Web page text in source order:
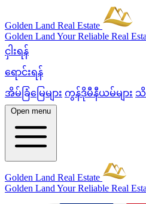
Golden Land Real Estate
Golden Land Your Reliable Real
ငှါးရန်
ရောင်းရန်
အိမ်ခြံမြေများ ကွန်ဒိုမီနီယမ်များ သိ
Open menu
Golden Land Real Estate
Golden Land Your Reliable Real